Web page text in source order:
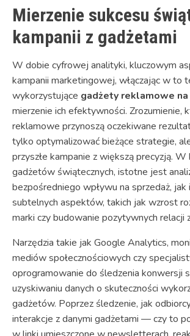
Mierzenie sukcesu
kampanii z gadżetami
W dobie cyfrowej analityki, kluczowym
kampanii marketingowej, włączając w to
wykorzystujące gadżety reklamowe
mierzenie ich efektywności. Zrozumienie,
reklamowe przynoszą oczekiwane
tylko optymalizować bieżące strategie,
przyszłe kampanie z większą precyzją.
gadżetów świątecznych, istotne jest
bezpośredniego wpływu na sprzedaż, jak
subtelnych aspektów, takich jak wzrost
marki czy budowanie pozytywnych relacji
Narzędzia takie jak Google Analytics,
mediów społecznościowych czy
oprogramowanie do śledzenia konwersji
uzyskiwaniu danych o skuteczności
gadżetów. Poprzez śledzenie, jak
interakcje z danymi gadżetami — czy to